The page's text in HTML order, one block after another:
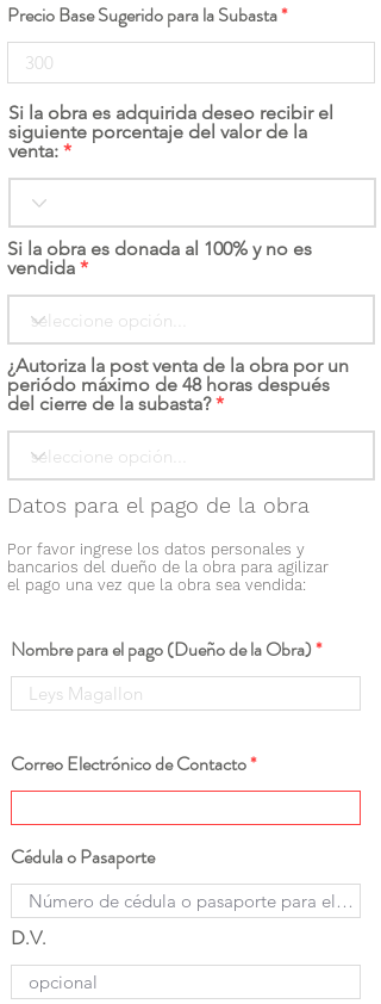
Precio Base Sugerido para la Subasta
Si la obra es adquirida deseo recibir el
siguiente porcentaje del valor de la
venta:
Si la obra es donada al 100% y no es
vendida
¿Autoriza la post venta de la obra por un
periódo máximo de 48 horas después
del cierre de la subasta?
Datos para el pago de la obra
Por favor ingrese los datos personales y
bancarios del dueño de la obra para agilizar
el pago una vez que la obra sea vendida:
Nombre para el pago (Dueño de la Obra)
Correo Electrónico de Contacto
Cédula o Pasaporte
D.V.